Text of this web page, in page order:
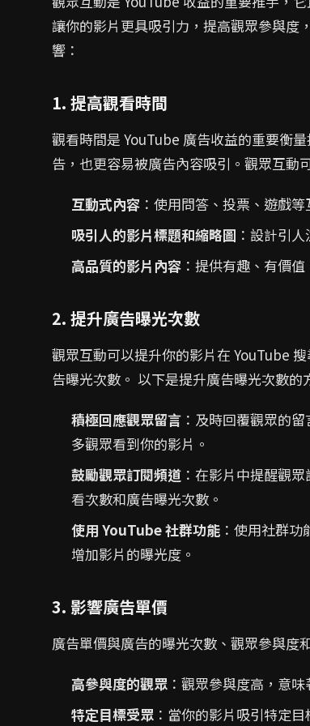
讓你的影片更具吸引力，提高觀眾參與度
響：
1. 提高觀看時間
觀看時間是 YouTube 廣告收益的重要衡
告，也更容易被廣告內容吸引。觀眾互動
互動式內容 ：使用問答、投票、遊戲
吸引人的影片標題和縮略圖 ：設計引
高品質的影片內容 ：提供有趣、有價
2. 提升廣告曝光次數
觀眾互動可以提升你的影片在 YouTube
告曝光次數。 以下是提升廣告曝光次數的
積極回應觀眾留言 ：及時回覆觀眾的
多觀眾看到你的影片。
鼓勵觀眾訂閱頻道 ：在影片中提醒觀
看次數和廣告曝光次數。
使用 YouTube 社群功能 ：使用社群
增加影片的曝光度。
3. 影響廣告單價
廣告單價與廣告的曝光次數、觀眾參與度
高參與度的觀眾 ：觀眾參與度高，意
特定目標受眾 ：當你的影片吸引特定